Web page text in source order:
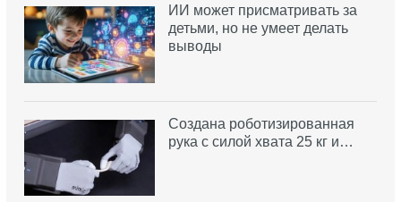
ИИ может присматривать за
детьми, но не умеет делать
выводы
Создана роботизированная
рука с силой хвата 25 кг и…